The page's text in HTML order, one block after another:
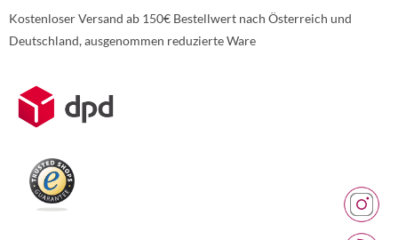
Kostenloser Versand ab 150€ Bestellwert nach Österreich und
Deutschland, ausgenommen reduzierte Ware
Weitere Informationen über den gesperrten Inhalt.